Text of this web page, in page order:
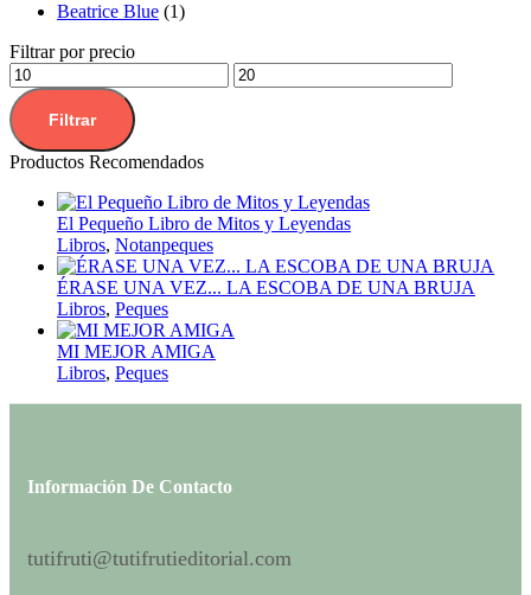
Beatrice Blue (1)
Filtrar por precio
Filtrar
Productos Recomendados
El Pequeño Libro de Mitos y Leyendas
Libros, Notanpeques
ÉRASE UNA VEZ... LA ESCOBA DE UNA BRUJA
Libros, Peques
MI MEJOR AMIGA
Libros, Peques
Información De Contacto
tutifruti@tutifrutieditorial.com